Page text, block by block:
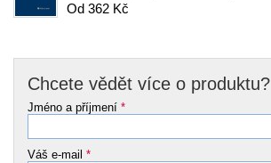
Od 362 Kč
Chcete vědět více o produktu?
Jméno a příjmení *
Váš e-mail *